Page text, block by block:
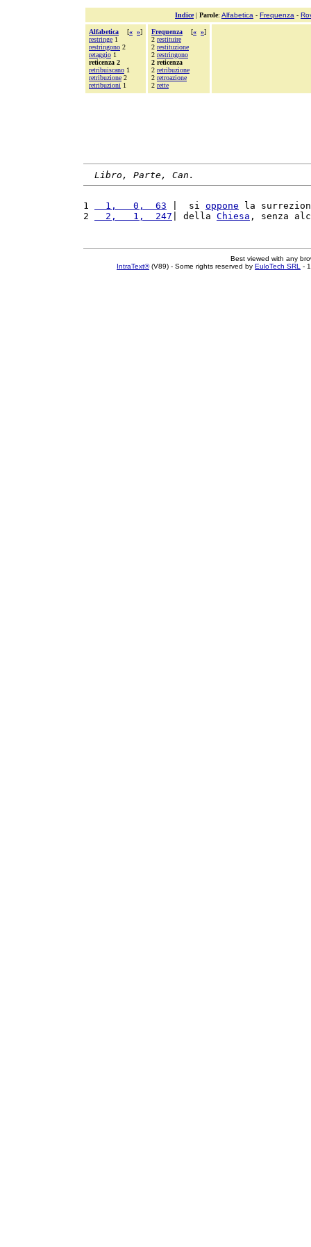
Indice| Parole: Alfabetica - Frequenza -
Alfabetica [« »]
restringe 1
restringono 2
retaggio 1
reticenza 2
retribuiscano 1
retribuzione 2
retribuzioni 1
Frequenza [« »]
2 restituire
2 restituzione
2 restringono
2 reticenza
2 retribuzione
2 retroazione
2 rette
Libro, Parte, Can.
1
  1,   0,  63
|  si oppone la
2
  2,   1,  247
| della Chiesa , senza
Best viewed with any
IntraText®(V89) - Some rights reserved by EuloTech SRL -